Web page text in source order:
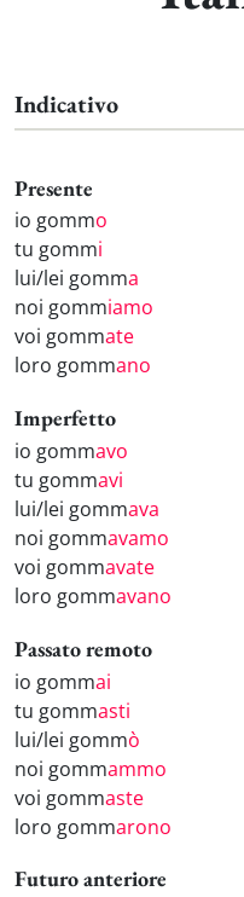
Indicativo
Presente
io gommo
tu gommi
lui/lei gomma
noi gommiamo
voi gommate
loro gommano
Imperfetto
io gommavo
tu gommavi
lui/lei gommava
noi gommavamo
voi gommavate
loro gommavano
Passato remoto
io gommai
tu gommasti
lui/lei gommò
noi gommammo
voi gommaste
loro gommarono
Futuro anteriore